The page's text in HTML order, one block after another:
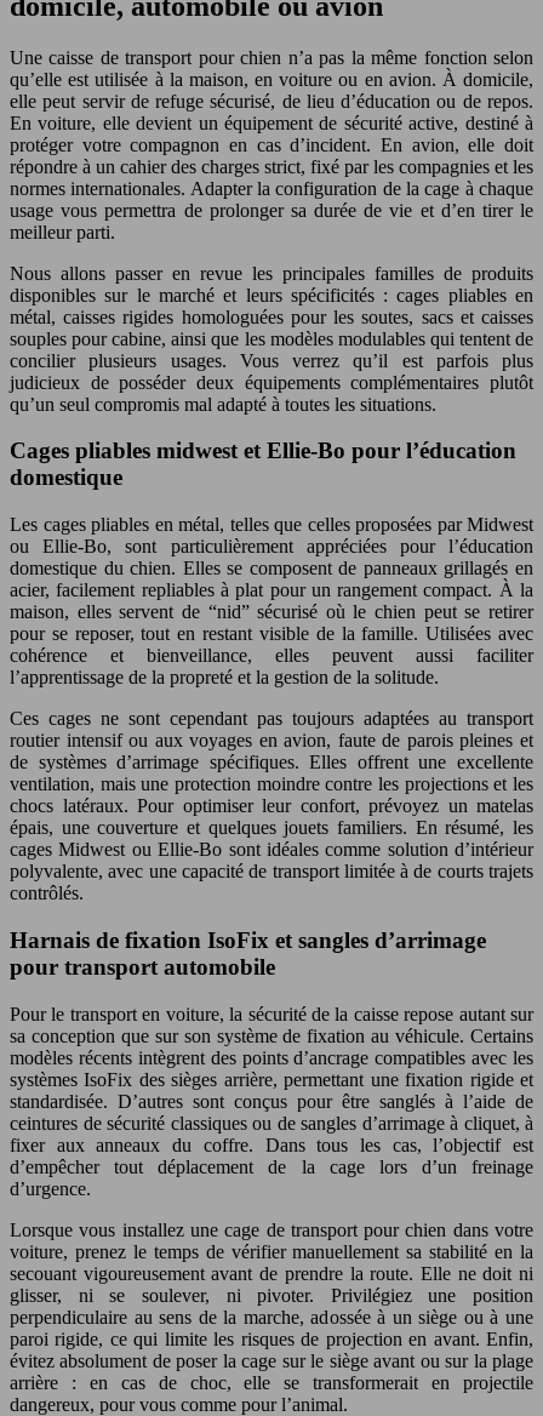
Une caisse de transport pour chien n’a pas la même fonction selon
qu’elle est utilisée à la maison, en voiture ou en avion. À domicile,
elle peut servir de refuge sécurisé, de lieu d’éducation ou de repos.
En voiture, elle devient un équipement de sécurité active, destiné à
protéger votre compagnon en cas d’incident. En avion, elle doit
répondre à un cahier des charges strict, fixé par les compagnies et les
normes internationales. Adapter la configuration de la cage à chaque
usage vous permettra de prolonger sa durée de vie et d’en tirer le
meilleur parti.
Nous allons passer en revue les principales familles de produits
disponibles sur le marché et leurs spécificités : cages pliables en
métal, caisses rigides homologuées pour les soutes, sacs et caisses
souples pour cabine, ainsi que les modèles modulables qui tentent de
concilier plusieurs usages. Vous verrez qu’il est parfois plus
judicieux de posséder deux équipements complémentaires plutôt
qu’un seul compromis mal adapté à toutes les situations.
Cages pliables midwest et Ellie-Bo pour l’éducation
domestique
Les cages pliables en métal, telles que celles proposées par Midwest
ou Ellie-Bo, sont particulièrement appréciées pour l’éducation
domestique du chien. Elles se composent de panneaux grillagés en
acier, facilement repliables à plat pour un rangement compact. À la
maison, elles servent de “nid” sécurisé où le chien peut se retirer
pour se reposer, tout en restant visible de la famille. Utilisées avec
cohérence et bienveillance, elles peuvent aussi faciliter
l’apprentissage de la propreté et la gestion de la solitude.
Ces cages ne sont cependant pas toujours adaptées au transport
routier intensif ou aux voyages en avion, faute de parois pleines et
de systèmes d’arrimage spécifiques. Elles offrent une excellente
ventilation, mais une protection moindre contre les projections et les
chocs latéraux. Pour optimiser leur confort, prévoyez un matelas
épais, une couverture et quelques jouets familiers. En résumé, les
cages Midwest ou Ellie-Bo sont idéales comme solution d’intérieur
polyvalente, avec une capacité de transport limitée à de courts trajets
contrôlés.
Harnais de fixation IsoFix et sangles d’arrimage
pour transport automobile
Pour le transport en voiture, la sécurité de la caisse repose autant sur
sa conception que sur son système de fixation au véhicule. Certains
modèles récents intègrent des points d’ancrage compatibles avec les
systèmes IsoFix des sièges arrière, permettant une fixation rigide et
standardisée. D’autres sont conçus pour être sanglés à l’aide de
ceintures de sécurité classiques ou de sangles d’arrimage à cliquet, à
fixer aux anneaux du coffre. Dans tous les cas, l’objectif est
d’empêcher tout déplacement de la cage lors d’un freinage
d’urgence.
Lorsque vous installez une cage de transport pour chien dans votre
voiture, prenez le temps de vérifier manuellement sa stabilité en la
secouant vigoureusement avant de prendre la route. Elle ne doit ni
glisser, ni se soulever, ni pivoter. Privilégiez une position
perpendiculaire au sens de la marche, adossée à un siège ou à une
paroi rigide, ce qui limite les risques de projection en avant. Enfin,
évitez absolument de poser la cage sur le siège avant ou sur la plage
arrière : en cas de choc, elle se transformerait en projectile
dangereux, pour vous comme pour l’animal.